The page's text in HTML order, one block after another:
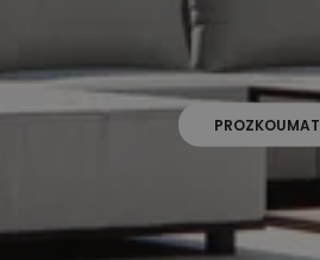
PROZKOUMAT